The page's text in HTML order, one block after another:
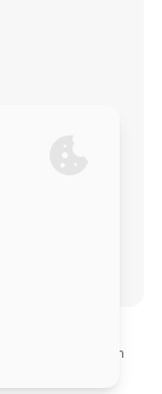
en